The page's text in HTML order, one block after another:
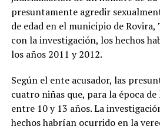
presuntamente agredir
de edad en el municipio de Rovira,
con la investigación, los hechos
los años 2011 y 2012.
Según el ente acusador, las
cuatro niñas que, para la época
entre 10 y 13 años. La
hechos habrían ocurrido en la